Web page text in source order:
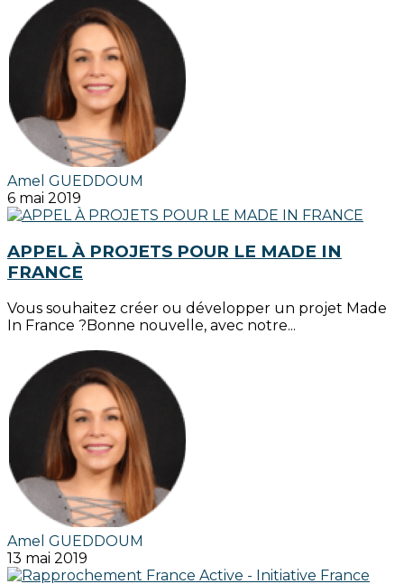
Amel GUEDDOUM
6 mai 2019
APPEL À PROJETS POUR LE MADE IN
FRANCE
Vous souhaitez créer ou développer un projet Made
In France ?Bonne nouvelle, avec notre...
Amel GUEDDOUM
13 mai 2019